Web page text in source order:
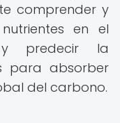
comprender y
en el
predecir la
para absorber
del carbono.